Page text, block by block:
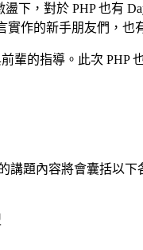
下，對於 PHP 也有
作的新手朋友們，也
輩的指導。此次
講題內容將會囊括以下